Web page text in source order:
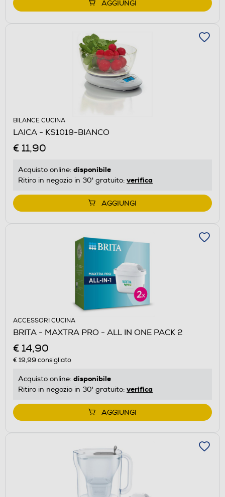
AGGIUNGI
BILANCE CUCINA
LAICA - KS1019-BIANCO
€ 11,90
Acquisto online: disponibile
Ritiro in negozio in 30' gratuito: verifica
AGGIUNGI
ACCESSORI CUCINA
BRITA - MAXTRA PRO - ALL IN ONE PACK 2
€ 14,90
€ 19,99 consigliato
Acquisto online: disponibile
Ritiro in negozio in 30' gratuito: verifica
AGGIUNGI